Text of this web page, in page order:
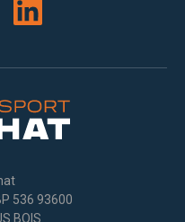
536 93600
BOIS